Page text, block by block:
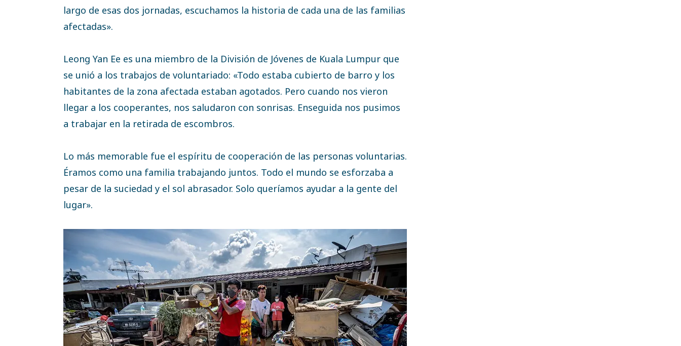
largo de esas dos jornadas, escuchamos la historia de cada una de las familias
afectadas».
Leong Yan Ee es una miembro de la División de Jóvenes de Kuala Lumpur que
se unió a los trabajos de voluntariado: «Todo estaba cubierto de barro y los
habitantes de la zona afectada estaban agotados. Pero cuando nos vieron
llegar a los cooperantes, nos saludaron con sonrisas. Enseguida nos pusimos
a trabajar en la retirada de escombros.
Lo más memorable fue el espíritu de cooperación de las personas voluntarias.
Éramos como una familia trabajando juntos. Todo el mundo se esforzaba a
pesar de la suciedad y el sol abrasador. Solo queríamos ayudar a la gente del
lugar».